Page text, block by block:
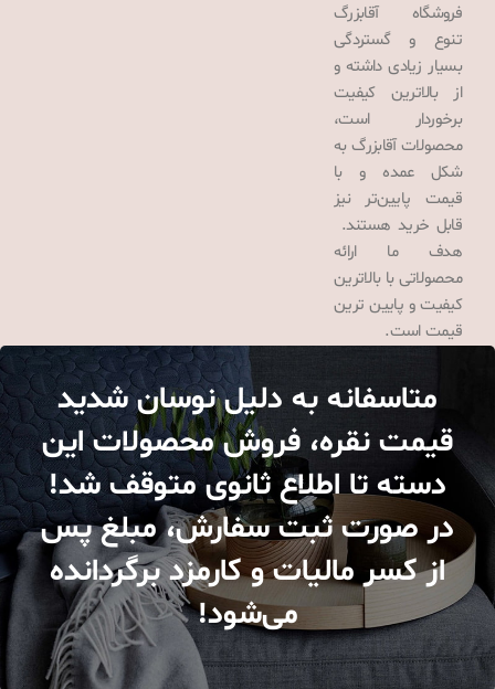
فروشگاه آقابزرگ
تنوع و گستردگی
بسیار زیادی داشته و
از بالاترین کیفیت
برخوردار است،
محصولات آقابزرگ به
شکل عمده و با
قیمت پایین‌تر نیز
قابل خرید هستند.
هدف ما ارائه
محصولاتی با بالاترین
کیفیت و پایین ترین
قیمت است.
متاسفانه به دلیل نوسان شدید
قیمت نقره، فروش محصولات این
دسته تا اطلاع ثانوی متوقف شد!
در صورت ثبت سفارش، مبلغ پس
از کسر مالیات و کارمزد برگردانده
می‌شود!